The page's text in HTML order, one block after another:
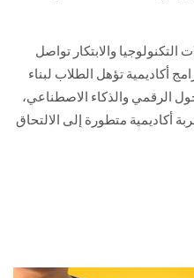
الزائـرون
والابتكار تواصل
أكاديمية تؤهل الطلاب لبناء
الرقمي والذكاء الاصطناعي،
أكاديمية متطورة إلى الالتحاق